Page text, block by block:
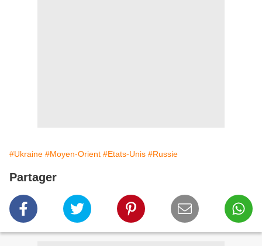
#Ukraine #Moyen-Orient #Etats-Unis #Russie
Partager